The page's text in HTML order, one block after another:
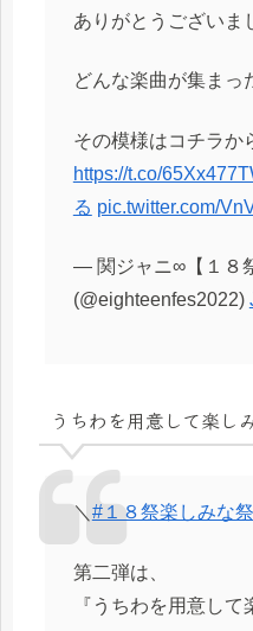
ありがとうございま
どんな楽曲が集ま
その模様はコチラか
https://t.co/
る pic.twitter.com/
— 関ジャニ∞【１８
(@eighteenfes2022)
うちわを用意して楽し
＼ #１８祭楽しみな祭
第二弾は、
『うちわを用意して